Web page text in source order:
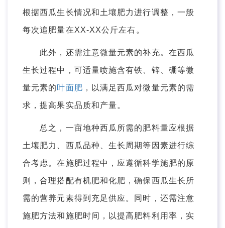
根据西瓜生长情况和土壤肥力进行调整，一般
每次追肥量在XX-XX公斤左右。
此外，还需注意微量元素的补充。在西瓜
生长过程中，可适量喷施含有铁、锌、硼等微
量元素的叶面肥 ，以满足西瓜对微量元素的需
求，提高果实品质和产量。
总之，一亩地种西瓜所需的肥料量应根据
土壤肥力、西瓜品种、生长周期等因素进行综
合考虑。在施肥过程中，应遵循科学施肥的原
则，合理搭配有机肥和化肥，确保西瓜生长所
需的营养元素得到充足供应。同时，还需注意
施肥方法和施肥时间，以提高肥料利用率，实